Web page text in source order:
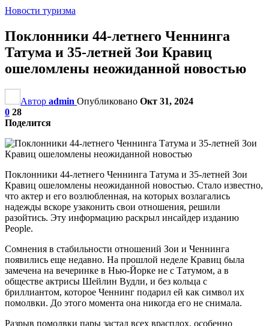
Новости туризма
Поклонники 44-летнего Ченнинга
Татума и 35-летней Зои Кравиц
ошеломлены неожиданной новостью
Автор admin Опубликовано Окт 31, 2024
0 28
Поделится
Поклонники 44-летнего Ченнинга Татума и 35-летней Зои
Кравиц ошеломлены неожиданной новостью. Стало известно,
что актер и его возлюбленная, на которых возлагались
надежды вскоре узаконить свои отношения, решили
разойтись. Эту информацию раскрыл инсайдер изданию
People.
Сомнения в стабильности отношений Зои и Ченнинга
появились еще недавно. На прошлой неделе Кравиц была
замечена на вечеринке в Нью-Йорке не с Татумом, а в
обществе актрисы Шейлин Вудли, и без кольца с
бриллиантом, которое Ченнинг подарил ей как символ их
помолвки. До этого момента она никогда его не снимала.
Разрыв помолвки пары застал всех врасплох, особенно